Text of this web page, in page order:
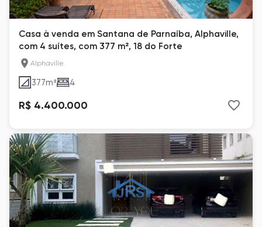
Casa à venda em Santana de Parnaíba, Alphaville,
com 4 suítes, com 377 m², 18 do Forte
Alphaville
377m² 4
R$ 4.400.000